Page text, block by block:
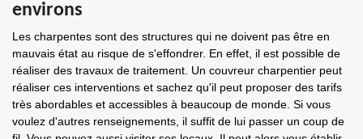
environs
Les charpentes sont des structures qui ne doivent pas être en
mauvais état au risque de s'effondrer. En effet, il est possible de
réaliser des travaux de traitement. Un couvreur charpentier peut
réaliser ces interventions et sachez qu'il peut proposer des tarifs
très abordables et accessibles à beaucoup de monde. Si vous
voulez d'autres renseignements, il suffit de lui passer un coup de